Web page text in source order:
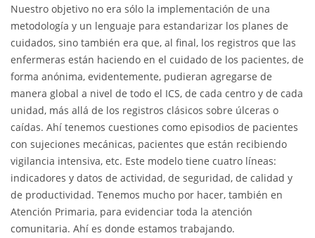
Nuestro objetivo no era sólo la implementación de una
metodología y un lenguaje para estandarizar los planes de
cuidados, sino también era que, al final, los registros que las
enfermeras están haciendo en el cuidado de los pacientes, de
forma anónima, evidentemente, pudieran agregarse de
manera global a nivel de todo el ICS, de cada centro y de cada
unidad, más allá de los registros clásicos sobre úlceras o
caídas. Ahí tenemos cuestiones como episodios de pacientes
con sujeciones mecánicas, pacientes que están recibiendo
vigilancia intensiva, etc. Este modelo tiene cuatro líneas:
indicadores y datos de actividad, de seguridad, de calidad y
de productividad. Tenemos mucho por hacer, también en
Atención Primaria, para evidenciar toda la atención
comunitaria. Ahí es donde estamos trabajando.